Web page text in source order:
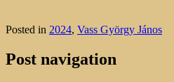
Posted in 2024, Vass György János
Post navigation